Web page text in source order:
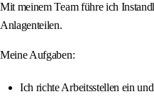
Mit meinem Team führe ich
Anlagenteilen.
Meine Aufgaben:
Ich richte Arbeitsstellen ein